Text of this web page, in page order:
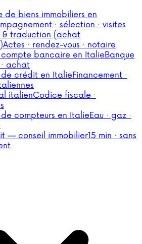
de biens immobiliers en
· sélection · visites
& traduction (achat
Actes · rendez-vous · notaire
compte bancaire en ItalieBanque
· achat
de crédit en ItalieFinancement ·
italienCodice fiscale ·
compteurs en ItalieEau · gaz ·
— conseil immobilier15 min · sans